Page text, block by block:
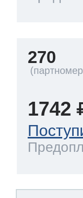
270
1742